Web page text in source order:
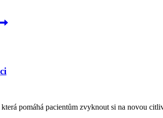
pomáhá pacientům zvyknout si na novou